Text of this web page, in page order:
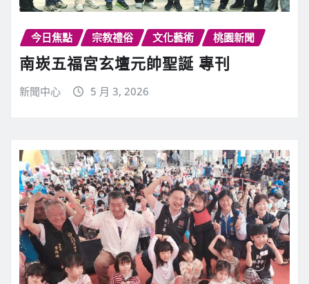
今日焦點 宗教禮俗 文化藝術 桃園新聞
南崁五福宮玄壇元帥聖誕 專刊
新聞中心 5 月 3, 2026